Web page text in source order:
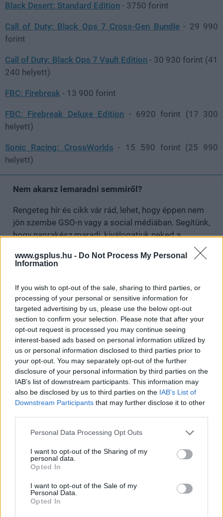
www.gsplus.hu - Do Not Process My Personal
Information
If you wish to opt-out of the sale, sharing to third parties, or
processing of your personal or sensitive information for
targeted advertising by us, please use the below opt-out
section to confirm your selection. Please note that after your
opt-out request is processed you may continue seeing
interest-based ads based on personal information utilized by
us or personal information disclosed to third parties prior to
your opt-out. You may separately opt-out of the further
disclosure of your personal information by third parties on the
IAB’s list of downstream participants. This information may
also be disclosed by us to third parties on the IAB’s List of
Downstream Participants that may further disclose it to other
Please note that this website/app uses one or more Google
not limited to your visit or usage behaviour. You may click to
grant or deny consent to Google and its third-party tags to
use your data for below specified purposes in below Google
consent section.
Personal Data Processing Opt Outs
I want to opt-out of the Sharing of my
personal data.
Opted In
I want to opt-out of the Sale of my
Personal Data.
Opted In
Black Desert: Standard Edition - 3750 forint
Call of Duty: Black Ops 7 Cross-Gen Bundle- 29 990
forint
Call of Duty: Black Ops 7 Vault Edition - 30 930 forint (41
240 helyett)
FBC: Firebreak - 13 900 forint
FBC: Firebreak Deluxe Edition - 6920 forint (17 300
helyett)
Sonic Racing: CrossWorlds - 15 590 forint (25 990
helyett)
Nem akarsz lemaradni semmiről?
Rengeteg hír és cikk vár rád, lehet, hogy éppen nem
jön szembe GSO-n vagy a social médiában. Segítünk,
hogy naprakész maradj, kiválogatjuk neked a
Kijelentem, hogy az adatkezelési nyilatkozattartalmát
megismertem és azt elfogadom.
Feliratkozom
SMASH by Meló-Diák: Homok, zene és a nyár legjobb
hangulata – Jön a második forduló! (X)
Július végén folytatódik a balatoni strandröplabda-
sorozat.
#microsoft #free play days
#call of duty:
firebreak